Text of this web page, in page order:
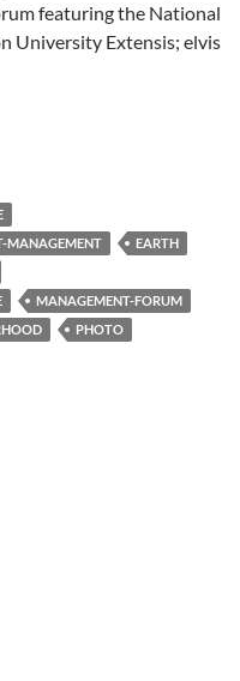
featuring the National
University Extensis; elvis
MANAGEMENT
EARTH
MANAGEMENT-FORUM
PHOTO